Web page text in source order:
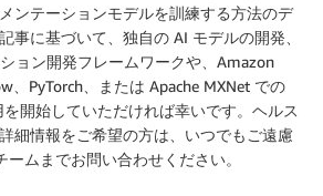
ンテーションモデルを訓練する方法のデ
事に基づいて、独自の AI モデルの開発、
ョン開発フレームワークや、Amazon
、PyTorch、または Apache MXNet での
開始していただければ幸いです。ヘルス
細情報をご希望の方は、いつでもご遠慮
ームまでお問い合わせください。